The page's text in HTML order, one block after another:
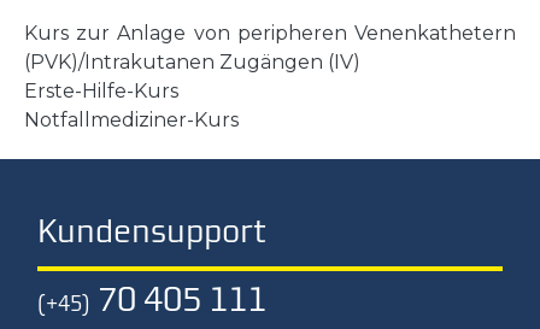
Kurs zur Anlage von peripheren Venenkathetern
(PVK)/Intrakutanen Zugängen (IV)
Erste-Hilfe-Kurs
Notfallmediziner-Kurs
Kundensupport
(+45) 70 405 111